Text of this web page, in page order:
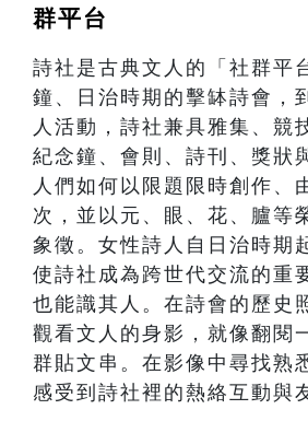
群平台
詩社是古典文人的「社群平
鐘、日治時期的擊缽詩會，
人活動，詩社兼具雅集、競
紀念鐘、會則、詩刊、獎狀
人們如何以限題限時創作、
次，並以元、眼、花、臚等
象徵。女性詩人自日治時期
使詩社成為跨世代交流的重
也能識其人。在詩會的歷史
觀看文人的身影，就像翻閱
群貼文串。在影像中尋找熟
感受到詩社裡的熱絡互動與